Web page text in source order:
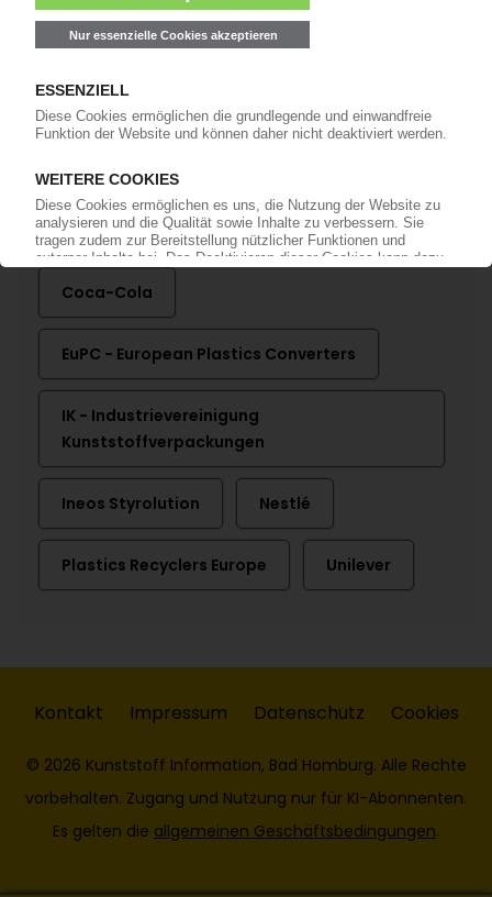
RECYCLING
EU-Recycler fordern bessere
Europäischer Verband stellt Strategiepapier
vor
Mehr zu
Coca-Cola
EuPC - European Plastics Converters
IK - Industrievereinigung
Kunststoffverpackungen
Ineos Styrolution Nestlé
Plastics Recyclers Europe Unilever
Kontakt Impressum Datenschutz Cookies
© 2026 Kunststoff Information, Bad Homburg. Alle Rechte
vorbehalten. Zugang und Nutzung nur für KI-Abonnenten.
Es gelten die allgemeinen Geschäftsbedingungen.